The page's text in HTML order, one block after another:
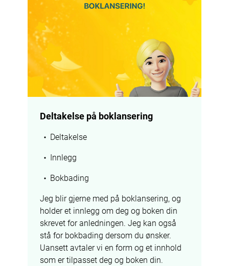
Deltakelse på boklansering
Deltakelse
Innlegg
Bokbading
Jeg blir gjerne med på boklansering, og
holder et innlegg om deg og boken din
skrevet for anledningen. Jeg kan også
stå for bokbading dersom du ønsker.
Uansett avtaler vi en form og et innhold
som er tilpasset deg og boken din.